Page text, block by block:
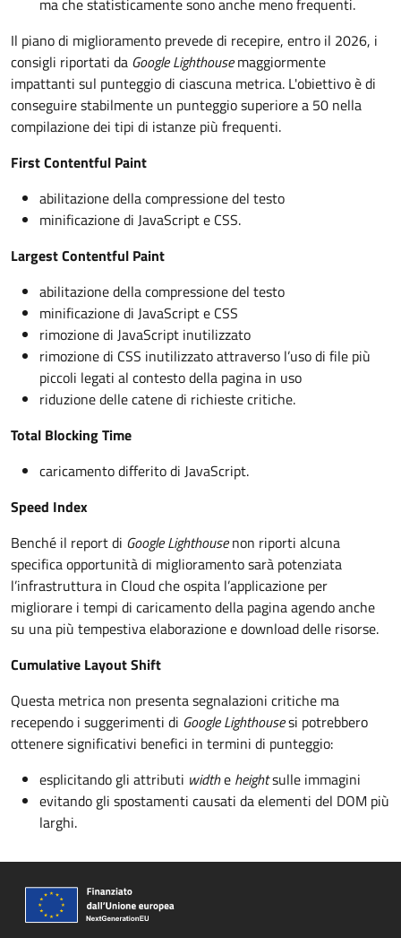
ma che statisticamente sono anche meno frequenti.
Il piano di miglioramento prevede di recepire, entro il 2026, i
consigli riportati da Google Lighthousemaggiormente
impattanti sul punteggio di ciascuna metrica. L'obiettivo è di
conseguire stabilmente un punteggio superiore a 50 nella
compilazione dei tipi di istanze più frequenti.
First Contentful Paint
abilitazione della compressione del testo
minificazione di JavaScript e CSS.
Largest Contentful Paint
abilitazione della compressione del testo
minificazione di JavaScript e CSS
rimozione di JavaScript inutilizzato
rimozione di CSS inutilizzato attraverso l’uso di file più
piccoli legati al contesto della pagina in uso
riduzione delle catene di richieste critiche.
Total Blocking Time
caricamento differito di JavaScript.
Speed Index
Benché il report di Google Lighthousenon riporti alcuna
specifica opportunità di miglioramento sarà potenziata
l’infrastruttura in Cloud che ospita l’applicazione per
migliorare i tempi di caricamento della pagina agendo anche
su una più tempestiva elaborazione e download delle risorse.
Cumulative Layout Shift
Questa metrica non presenta segnalazioni critiche ma
recependo i suggerimenti di Google Lighthousesi potrebbero
ottenere significativi benefici in termini di punteggio:
esplicitando gli attributi widthe heightsulle immagini
evitando gli spostamenti causati da elementi del DOM più
larghi.